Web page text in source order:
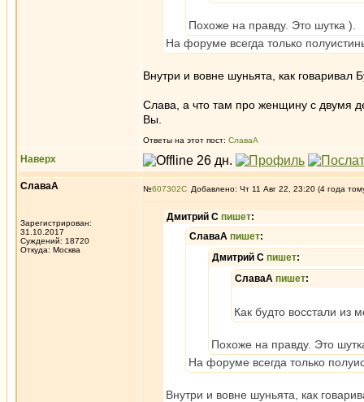
Похоже на правду. Это шутка ).
На форуме всегда только
Внутри и вовне шуньята, как говаривал
Слава, а что там про женщину с двумя
Вы.
Ответы на этот пост: СлаваА
Наверх
СлаваА
Зарегистрирован:
31.10.2017
Суждений: 18720
Откуда: Москва
№607302 Добавлено: Чт 11 Авг 22, 23:20 (4 года
Дмитрий С пишет:
СлаваА пишет:
Дмитрий С пишет:
СлаваА пишет:
Как будто восстали из
Похоже на правду. Это
На форуме всегда только
Внутри и вовне шуньята, как